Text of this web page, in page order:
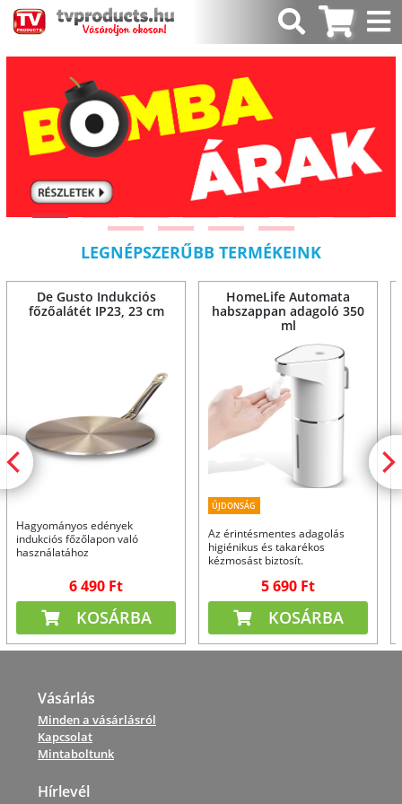
LEGNÉPSZERŰBB TERMÉKEINK
De Gusto Indukciós
főzőalátét IP23, 23 cm
Hagyományos edények
indukciós főzőlapon való
használatához
6 490 Ft
KOSÁRBA
HomeLife Automata
habszappan adagoló 350
ml
ÚJDONSÁG
Az érintésmentes adagolás
higiénikus és takarékos
kézmosást biztosít.
5 690 Ft
KOSÁRBA
Vásárlás
Minden a vásárlásról
Kapcsolat
Mintaboltunk
Hírlevél